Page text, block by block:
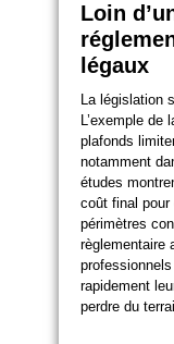
Loin
légaux
La législation
L’exemple de
plafonds
notamment
études
coût final
périmètres
règlementaire
rapidement
perdre du